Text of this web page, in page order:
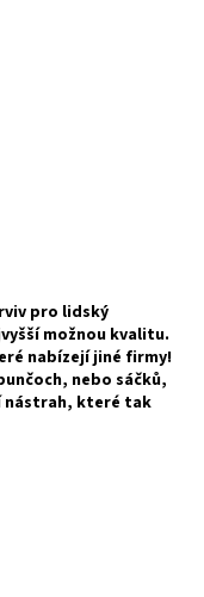
pro lidský
možnou kvalitu.
nabízejí jiné firmy!
nebo sáčků,
nástrah, které tak